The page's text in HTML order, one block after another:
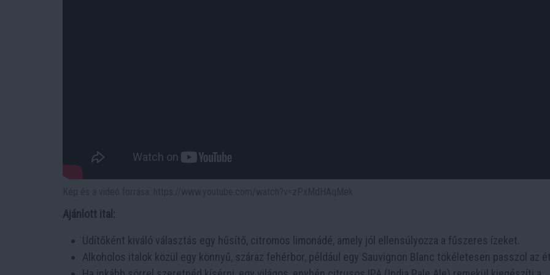
Ajánlott ital:
Üdítőként kiváló választás egy hűsítő, citromos limonádé, amely jól ellensúlyozza a fűszeres ízeket.
Alkoholos italok közül egy könnyű, száraz fehérbor, például egy Sauvignon Blanc tökéletesen passzol az